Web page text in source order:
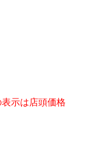
示は店頭価格